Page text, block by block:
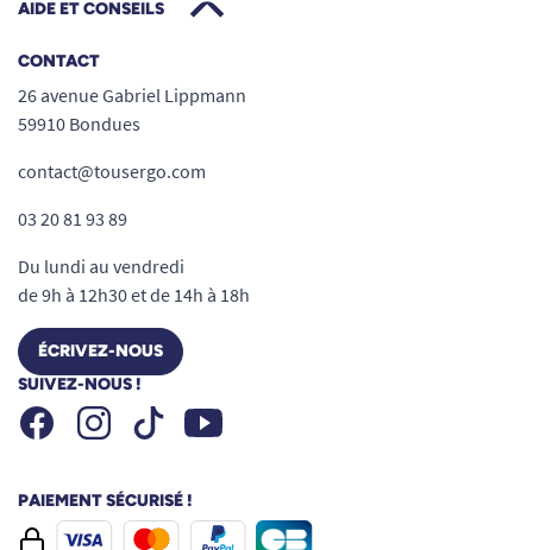
AIDE ET CONSEILS
CONTACT
26 avenue Gabriel Lippmann
59910 Bondues
contact@tousergo.com
03 20 81 93 89
Du lundi au vendredi
de 9h à 12h30 et de 14h à 18h
ÉCRIVEZ-NOUS
SUIVEZ-NOUS !
FacebookInstagramTiktok Youtube
PAIEMENT SÉCURISÉ !